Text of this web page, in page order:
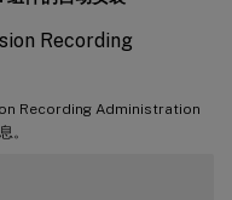
Recording
Recording Administration
。